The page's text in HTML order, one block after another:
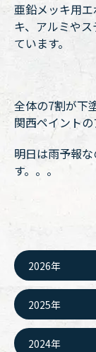
亜鉛メッキ用
キ、アルミや
ています。
全体の7割が下
関西ペイント
明日は雨予報
す。。。
2026年
2025年
2024年